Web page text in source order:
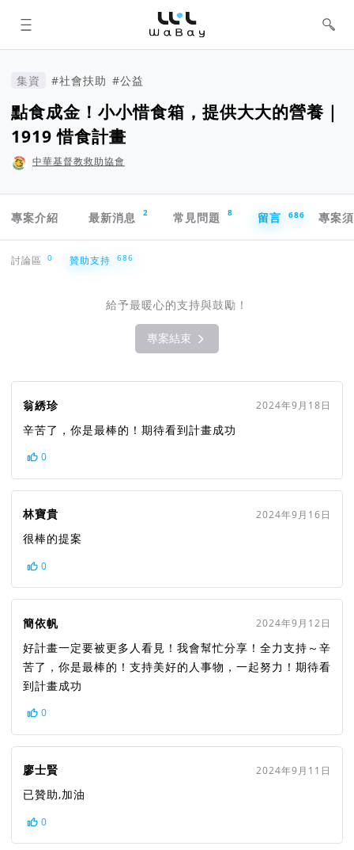
WaBay 挖貝 | 台灣最值得信賴的群眾
集資 / 群眾募資平台
集資 #社會扶助 #公益
點食成金！小小惜食箱，提供大大的營養｜
1919 惜食計畫
中華基督教救助協會
專案介紹
最新消息 2 常見問題 8 留言 686 專案
討論區 0 贊助支持 686
給予最暖心的支持與鼓勵！
專案結束
翁綉珍 2024年9月18日
辛苦了，你是最棒的！期待看到計畫成功
0
林寶貴 2024年9月16日
很棒的提案
0
簡依帆 2024年9月12日
好計畫一定要被更多人看見！我會幫忙分享！全力支持～辛
苦了，你是最棒的！支持美好的人事物，一起努力！期待看
到計畫成功
0
廖士賢 2024年9月11日
已贊助,加油
0